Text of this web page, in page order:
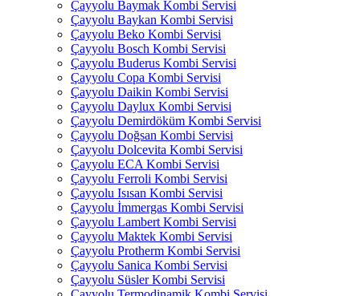
Çayyolu Baymak Kombi Servisi
Çayyolu Baykan Kombi Servisi
Çayyolu Beko Kombi Servisi
Çayyolu Bosch Kombi Servisi
Çayyolu Buderus Kombi Servisi
Çayyolu Copa Kombi Servisi
Çayyolu Daikin Kombi Servisi
Çayyolu Daylux Kombi Servisi
Çayyolu Demirdöküm Kombi Servisi
Çayyolu Doğsan Kombi Servisi
Çayyolu Dolcevita Kombi Servisi
Çayyolu ECA Kombi Servisi
Çayyolu Ferroli Kombi Servisi
Çayyolu Isısan Kombi Servisi
Çayyolu İmmergas Kombi Servisi
Çayyolu Lambert Kombi Servisi
Çayyolu Maktek Kombi Servisi
Çayyolu Protherm Kombi Servisi
Çayyolu Sanica Kombi Servisi
Çayyolu Süsler Kombi Servisi